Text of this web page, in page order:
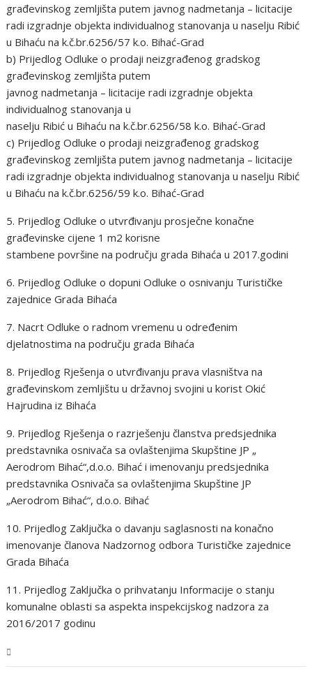
građevinskog zemljišta putem javnog nadmetanja – licitacije
radi izgradnje objekta individualnog stanovanja u naselju Ribić
u Bihaću na k.č.br.6256/57 k.o. Bihać-Grad
b) Prijedlog Odluke o prodaji neizgrađenog gradskog
građevinskog zemljišta putem
javnog nadmetanja – licitacije radi izgradnje objekta
individualnog stanovanja u
naselju Ribić u Bihaću na k.č.br.6256/58 k.o. Bihać-Grad
c) Prijedlog Odluke o prodaji neizgrađenog gradskog
građevinskog zemljišta putem javnog nadmetanja – licitacije
radi izgradnje objekta individualnog stanovanja u naselju Ribić
u Bihaću na k.č.br.6256/59 k.o. Bihać-Grad
5. Prijedlog Odluke o utvrđivanju prosječne konačne
građevinske cijene 1 m2 korisne
stambene površine na području grada Bihaća u 2017.godini
6. Prijedlog Odluke o dopuni Odluke o osnivanju Turističke
zajednice Grada Bihaća
7. Nacrt Odluke o radnom vremenu u određenim
djelatnostima na području grada Bihaća
8. Prijedlog Rješenja o utvrđivanju prava vlasništva na
građevinskom zemljištu u državnoj svojini u korist Okić
Hajrudina iz Bihaća
9. Prijedlog Rješenja o razrješenju članstva predsjednika
predstavnika osnivača sa ovlaštenjima Skupštine JP „
Aerodrom Bihać“,d.o.o. Bihać i imenovanju predsjednika
predstavnika Osnivača sa ovlaštenjima Skupštine JP
„Aerodrom Bihać“, d.o.o. Bihać
10. Prijedlog Zaključka o davanju saglasnosti na konačno
imenovanje članova Nadzornog odbora Turističke zajednice
Grada Bihaća
11. Prijedlog Zaključka o prihvatanju Informacije o stanju
komunalne oblasti sa aspekta inspekcijskog nadzora za
2016/2017 godinu